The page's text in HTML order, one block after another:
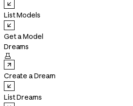
List Models
Get a Model
Dreams

Create a Dream
List Dreams